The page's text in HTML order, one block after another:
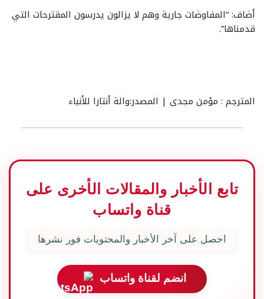
أضاف: “المفاوضات جارية وهم لا يزالون يدرسون المقترحات التي
قدمناها”.
المترجم : مؤمن مجدى | المصدر:والة أنتارا للأنباء
تابع الأخبار والمقالات الأخرى على
قناة واتساب
احصل على آخر الأخبار والمحتويات فور نشرها
انضم لقناة واتساب